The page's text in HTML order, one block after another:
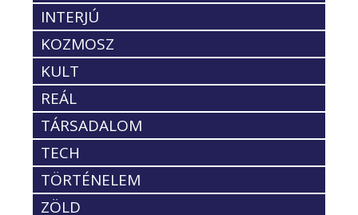
INTERJÚ
KOZMOSZ
KULT
REÁL
TÁRSADALOM
TECH
TÖRTÉNELEM
ZÖLD